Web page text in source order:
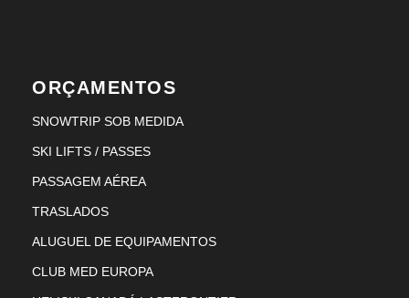
ORÇAMENTOS
SNOWTRIP SOB MEDIDA
SKI LIFTS / PASSES
PASSAGEM AÉREA
TRASLADOS
ALUGUEL DE EQUIPAMENTOS
CLUB MED EUROPA